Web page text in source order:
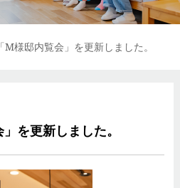
M様邸内覧会」を更新しました。
を更新しました。